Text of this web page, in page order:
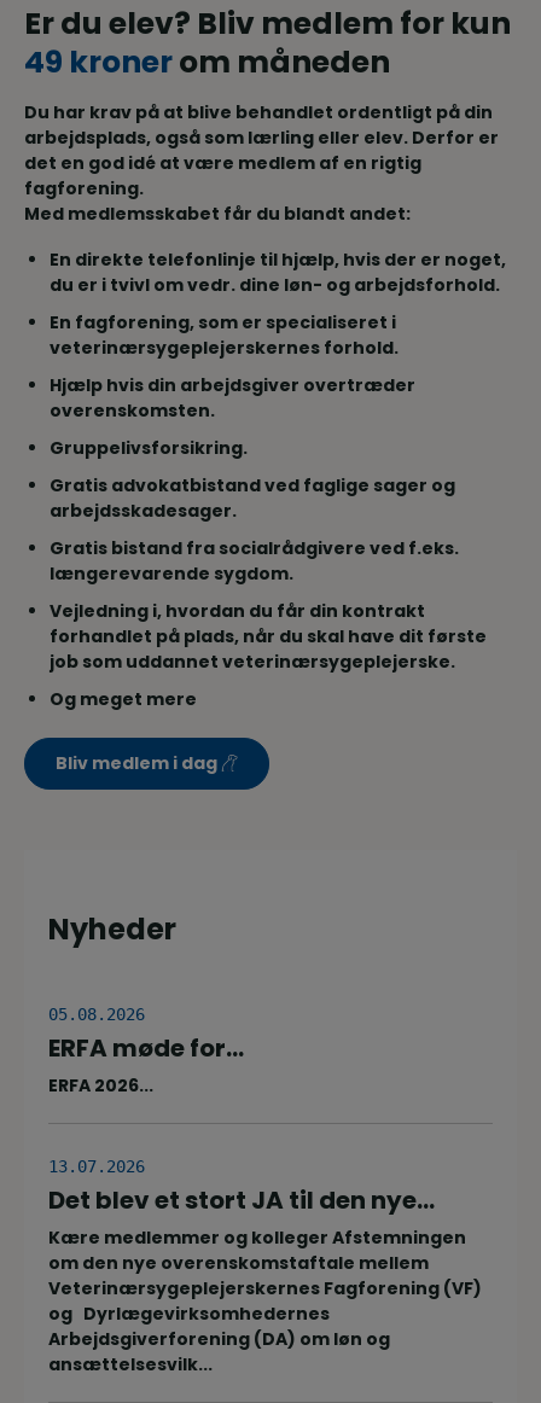
Er du elev? Bliv medlem for kun
49 kronerom måneden
Du har krav på at blive behandlet ordentligt på din
arbejdsplads, også som lærling eller elev. Derfor er
det en god idé at være medlem af en rigtig
fagforening.
Med medlemsskabet får du blandt andet:
En direkte telefonlinje til hjælp, hvis der er noget,
du er i tvivl om vedr. dine løn- og arbejdsforhold.
En fagforening, som er specialiseret i
veterinærsygeplejerskernes forhold.
Hjælp hvis din arbejdsgiver overtræder
overenskomsten.
Gruppelivsforsikring.
Gratis advokatbistand ved faglige sager og
arbejdsskadesager.
Gratis bistand fra socialrådgivere ved f.eks.
længerevarende sygdom.
Vejledning i, hvordan du får din kontrakt
forhandlet på plads, når du skal have dit første
job som uddannet veterinærsygeplejerske.
Og meget mere
Bliv medlem i dag
Nyheder
05.08.2026
ERFA møde for
oplæringsansvarlige på
Se invitationen herunder.
ERFA 2026...
13.07.2026
Det blev et stort JA til den nye
overenskomstaftale
Kære medlemmer og kolleger Afstemningen
om den nye overenskomstaftale mellem
Veterinærsygeplejerskernes Fagforening (VF)
og Dyrlægevirksomhedernes
Arbejdsgiverforening (DA) om løn og
ansættelsesvilk...